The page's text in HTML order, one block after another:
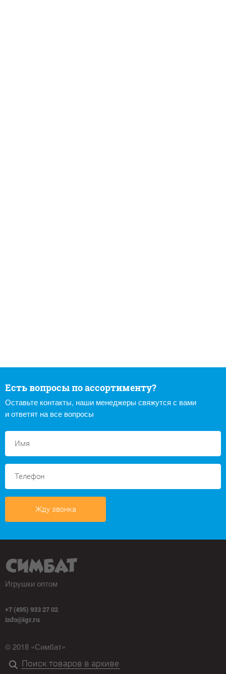
Есть вопросы по ассортименту?
Оставьте контакты, наши менеджеры свяжутся с вами
и ответят на все вопросы
Жду звонка
Игрушки оптом
+7 (495) 933 27 02
info@igr.ru
© 2018 «Симбат»